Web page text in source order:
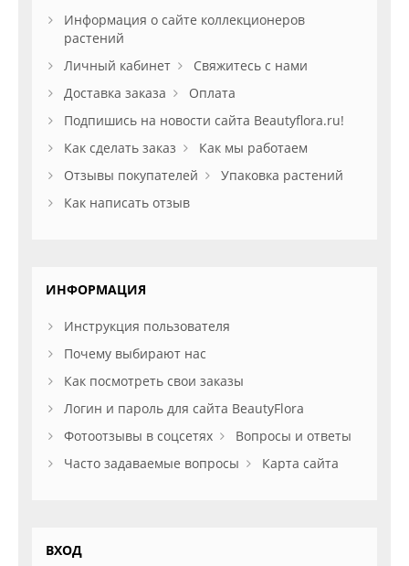
Информация о сайте коллекционеров
растений
Личный кабинет
Свяжитесь с нами
Доставка заказа
Оплата
Подпишись на новости сайта Beautyflora.ru!
Как сделать заказ
Как мы работаем
Отзывы покупателей
Упаковка растений
Как написать отзыв
ИНФОРМАЦИЯ
Инструкция пользователя
Почему выбирают нас
Как посмотреть свои заказы
Логин и пароль для сайта BeautyFlora
Фотоотзывы в соцсетях
Вопросы и ответы
Часто задаваемые вопросы
Карта сайта
ВХОД